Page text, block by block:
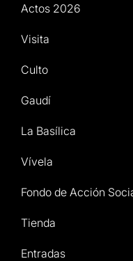
Actos 2026
Visita
Culto
Gaudí
La Basílica
Vívela
Fondo de Acción
Tienda
Entradas